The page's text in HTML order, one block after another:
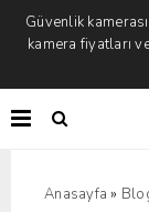
Güvenlik
kamera fiyatları
Anasayfa »